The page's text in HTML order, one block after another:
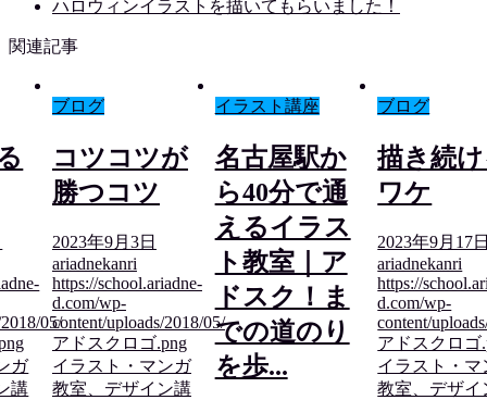
ハロウィンイラストを描いてもらいました！
関連記事
05/
ガ
講
ブログ
コツコツが
勝つコツ
2023年9月3日
ariadnekanri
https://school.ariadne-
d.com/wp-
content/uploads/2018/05/
アドスクロゴ.png
イラスト・マンガ
教室、デザイン講
イラスト講座
名古屋駅か
ら40分で通
えるイラス
ト教室｜ア
ドスク！ま
での道のり
を歩...
ブログ
描き続
ワケ
2023年9月17
ariadnekanri
https://
d.com/wp-
content/
アドスクロゴ
イラスト・マ
教室、デザイ